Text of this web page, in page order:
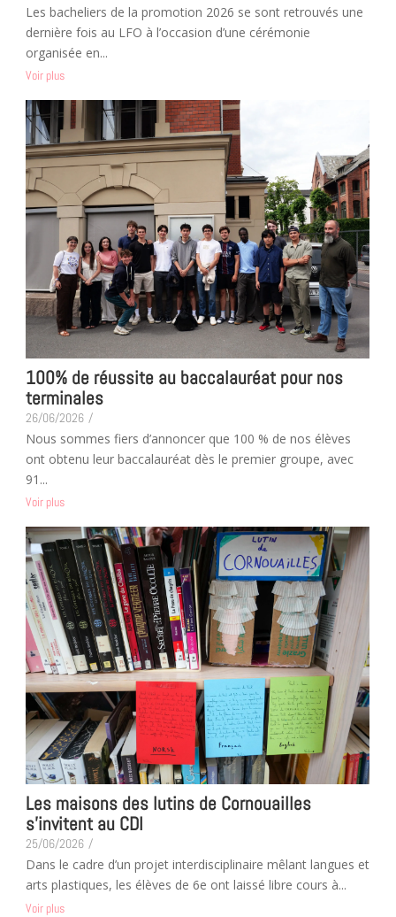
Les bacheliers de la promotion 2026 se sont retrouvés une
dernière fois au LFO à l’occasion d’une cérémonie
organisée en...
Voir plus
100% de réussite au baccalauréat pour nos
terminales
26/06/2026 /
Nous sommes fiers d’annoncer que 100 % de nos élèves
ont obtenu leur baccalauréat dès le premier groupe, avec
91...
Voir plus
Les maisons des lutins de Cornouailles
s’invitent au CDI
25/06/2026 /
Dans le cadre d’un projet interdisciplinaire mêlant langues et
arts plastiques, les élèves de 6e ont laissé libre cours à...
Voir plus